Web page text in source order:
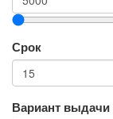
Срок
Вариант выдачи